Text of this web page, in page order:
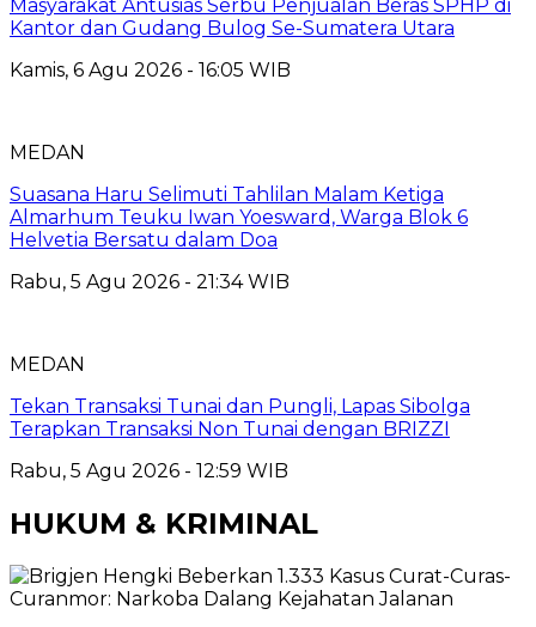
Masyarakat Antusias Serbu Penjualan Beras SPHP di
Kantor dan Gudang Bulog Se-Sumatera Utara
Kamis, 6 Agu 2026 - 16:05 WIB
MEDAN
Suasana Haru Selimuti Tahlilan Malam Ketiga
Almarhum Teuku Iwan Yoesward, Warga Blok 6
Helvetia Bersatu dalam Doa
Rabu, 5 Agu 2026 - 21:34 WIB
MEDAN
Tekan Transaksi Tunai dan Pungli, Lapas Sibolga
Terapkan Transaksi Non Tunai dengan BRIZZI
Rabu, 5 Agu 2026 - 12:59 WIB
HUKUM & KRIMINAL